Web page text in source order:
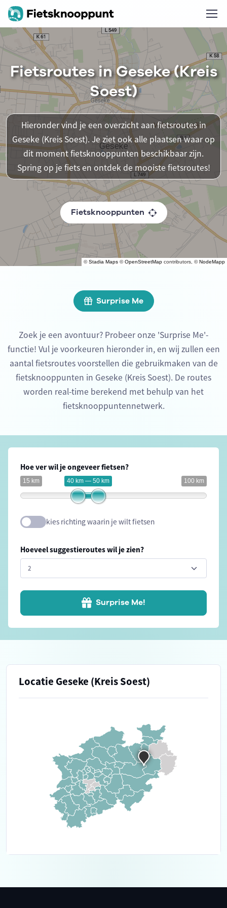
©Stadia Maps ©OpenStreetMap contributors, ©NodeMapp
Fietsroutes in Geseke (Kreis
Soest)
Hieronder vind je een overzicht aan fietsroutes in
Geseke (Kreis Soest). Je ziet ook alle plaatsen waar op
dit moment fietsknooppunten beschikbaar zijn.
Spring op je fiets en ontdek de mooiste fietsroutes!
Fietsknooppunten
Surprise Me
Zoek je een avontuur? Probeer onze 'Surprise Me'-
functie! Vul je voorkeuren hieronder in, en wij zullen een
aantal fietsroutes voorstellen die gebruikmaken van de
fietsknooppunten in Geseke (Kreis Soest). De routes
worden real-time berekend met behulp van het
fietsknooppuntennetwerk.
Hoe ver wil je ongeveer fietsen?
15 km 100 km
40 km — 50 km
kies richting waarin je wilt fietsen
Hoeveel suggestieroutes wil je zien?
Surprise Me!
Locatie Geseke (Kreis Soest)